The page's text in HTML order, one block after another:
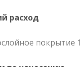
расход
покрытие